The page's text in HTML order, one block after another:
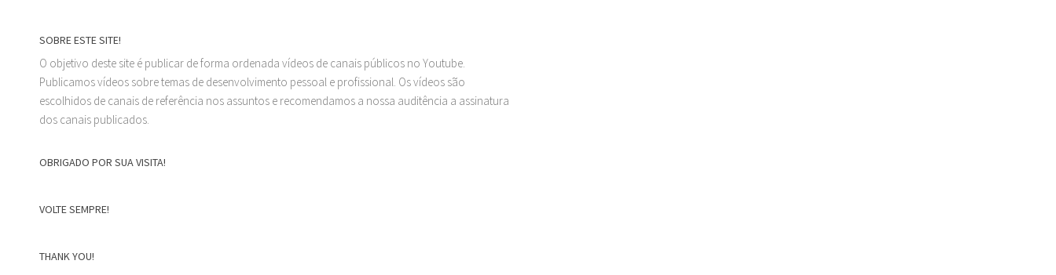
SOBRE ESTE SITE!
O objetivo deste site é publicar de forma ordenada vídeos de canais públicos no Youtube.
Publicamos vídeos sobre temas de desenvolvimento pessoal e profissional. Os vídeos são
escolhidos de canais de referência nos assuntos e recomendamos a nossa auditência a assinatura
dos canais publicados.
OBRIGADO POR SUA VISITA!
VOLTE SEMPRE!
THANK YOU!